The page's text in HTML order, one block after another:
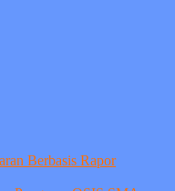
Berbasis Rapor